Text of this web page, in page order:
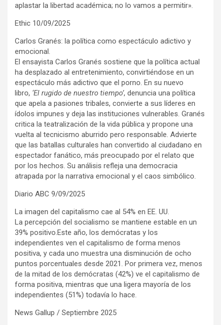
aplastar la libertad académica; no lo vamos a permitir».
Ethic 10/09/2025
Carlos Granés: la política como espectáculo adictivo y
emocional.
El ensayista Carlos Granés sostiene que la política actual
ha desplazado al entretenimiento, convirtiéndose en un
espectáculo más adictivo que el porno. En su nuevo
libro, ‘El rugido de nuestro tiempo’, denuncia una política
que apela a pasiones tribales, convierte a sus líderes en
ídolos impunes y deja las instituciones vulnerables. Granés
critica la teatralización de la vida pública y propone una
vuelta al tecnicismo aburrido pero responsable. Advierte
que las batallas culturales han convertido al ciudadano en
espectador fanático, más preocupado por el relato que
por los hechos. Su análisis refleja una democracia
atrapada por la narrativa emocional y el caos simbólico.
Diario ABC 9/09/2025
La imagen del capitalismo cae al 54% en EE. UU.
La percepción del socialismo se mantiene estable en un
39% positivo.Este año, los demócratas y los
independientes ven el capitalismo de forma menos
positiva, y cada uno muestra una disminución de ocho
puntos porcentuales desde 2021. Por primera vez, menos
de la mitad de los demócratas (42%) ve el capitalismo de
forma positiva, mientras que una ligera mayoría de los
independientes (51%) todavía lo hace.
News Gallup / Septiembre 2025